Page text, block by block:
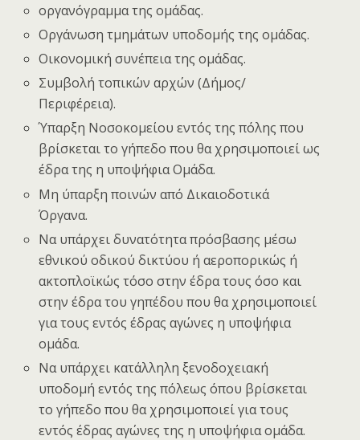
οργανόγραμμα της ομάδας.
Οργάνωση τμημάτων υποδομής της ομάδας.
Οικονομική συνέπεια της ομάδας.
Συμβολή τοπικών αρχών (Δήμος/
Περιφέρεια).
Ύπαρξη Νοσοκομείου εντός της πόλης που
βρίσκεται το γήπεδο που θα χρησιμοποιεί ως
έδρα της η υποψήφια Ομάδα.
Μη ύπαρξη ποινών από Δικαιοδοτικά
Όργανα.
Να υπάρχει δυνατότητα πρόσβασης μέσω
εθνικού οδικού δικτύου ή αεροπορικώς ή
ακτοπλοϊκώς τόσο στην έδρα τους όσο και
στην έδρα του γηπέδου που θα χρησιμοποιεί
για τους εντός έδρας αγώνες η υποψήφια
ομάδα.
Να υπάρχει κατάλληλη ξενοδοχειακή
υποδομή εντός της πόλεως όπου βρίσκεται
το γήπεδο που θα χρησιμοποιεί για τους
εντός έδρας αγώνες της η υποψήφια ομάδα.